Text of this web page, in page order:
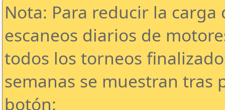
Nota: Para reducir la
escaneos diarios de
todos los torneos
semanas se muestran tras
botón: